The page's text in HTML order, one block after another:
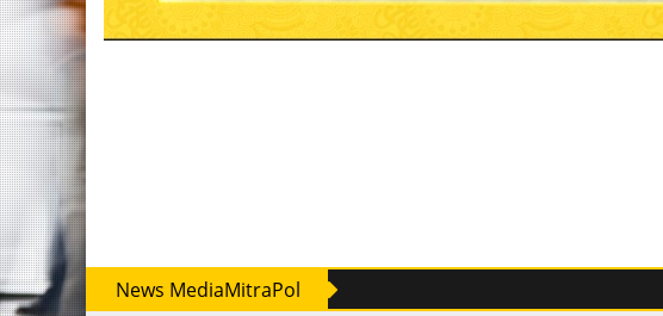
News MediaMitraPol